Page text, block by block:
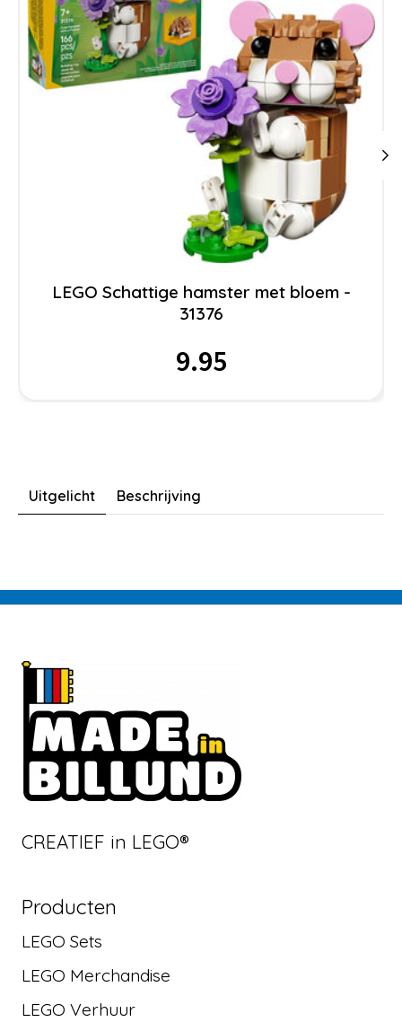
LEGO Schattige hamster met bloem -
31376
9.95
Uitgelicht Beschrijving
CREATIEF in LEGO®
Producten
LEGO Sets
LEGO Merchandise
LEGO Verhuur